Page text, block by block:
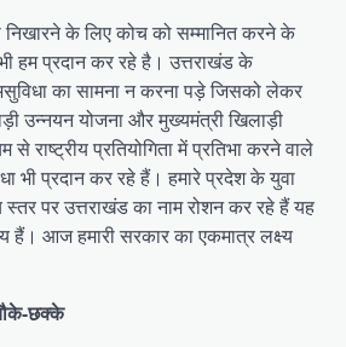
निखारने के लिए कोच को सम्मानित करने के
भी हम प्रदान कर रहे है। उत्तराखंड के
का सामना न करना पड़े जिसको लेकर
उन्नयन योजना और मुख्यमंत्री खिलाड़ी
से राष्ट्रीय प्रतियोगिता में प्रतिभा करने वाले
भी प्रदान कर रहे हैं। हमारे प्रदेश के युवा
स्तर पर उत्तराखंड का नाम रोशन कर रहे हैं यह
हैं। आज हमारी सरकार का एकमात्र लक्ष्य
छक्के